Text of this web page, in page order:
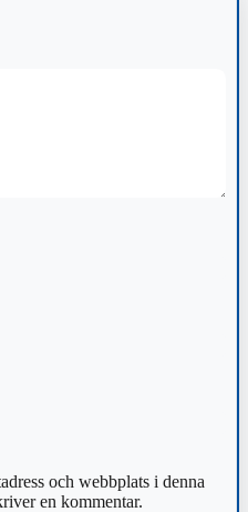
och webbplats i denna
en kommentar.